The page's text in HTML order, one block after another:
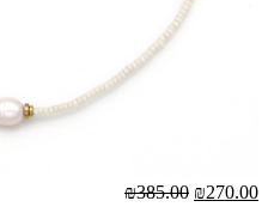
₪270.00
₪385.00